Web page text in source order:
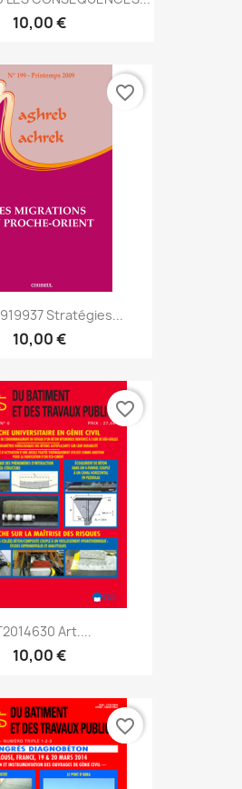
10,00 €
Stratégies...
10,00 €
favorite_border
Art....
10,00 €
favorite_border
favorite_border